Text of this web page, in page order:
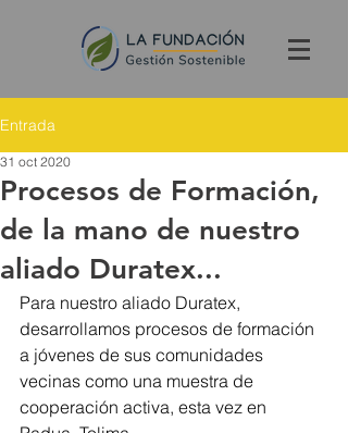
Entrada
Procesos de Formación,
de la mano de nuestro
aliado Duratex...
31 oct 2020
Para nuestro aliado Duratex,
desarrollamos procesos de formación
a jóvenes de sus comunidades
vecinas como una muestra de
cooperación activa, esta vez en